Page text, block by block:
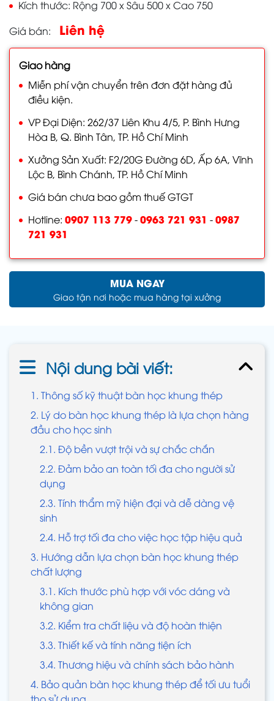
Kích thước Rộng 700 x Sâu 500 x Cao 750
Giá bán
Liên hệ
Giao hàng
Miễn phí vận chuyển trên đơn đặt hàng đủ
điều kiện.
VP Đại Diện: 262/37 Liên Khu 4/5, P. Bình Hưng
Hòa B, Q. Bình Tân, TP. Hồ Chí Minh
Xưởng Sản Xuất: F2/20G Đường 6D, Ấp 6A, Vĩnh
Lộc B, Bình Chánh, TP. Hồ Chí Minh
Giá bán chưa bao gồm thuế GTGT
Hotline: 0907 113 779-0963 721 931 -0987
721 931
MUA NGAY
Giao tận nơi hoặc mua hàng tại xưởng
Nội dung bài viết:
1. Thông số kỹ thuật bàn học khung thép
2. Lý do bàn học khung thép là lựa chọn hàng
đầu cho học sinh
2.1. Độ bền vượt trội và sự chắc chắn
2.2. Đảm bảo an toàn tối đa cho người sử
dụng
2.3. Tính thẩm mỹ hiện đại và dễ dàng vệ
sinh
2.4. Hỗ trợ tối đa cho việc học tập hiệu quả
3. Hướng dẫn lựa chọn bàn học khung thép
chất lượng
3.1. Kích thước phù hợp với vóc dáng và
không gian
3.2. Kiểm tra chất liệu và độ hoàn thiện
3.3. Thiết kế và tính năng tiện ích
3.4. Thương hiệu và chính sách bảo hành
4. Bảo quản bàn học khung thép để tối ưu tuổi